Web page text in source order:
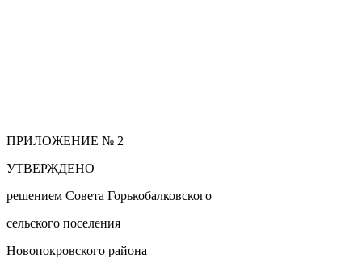
ПРИЛОЖЕНИЕ № 2
УТВЕРЖДЕНО
решением Совета Горькобалковского
сельского поселения
Новопокровского района